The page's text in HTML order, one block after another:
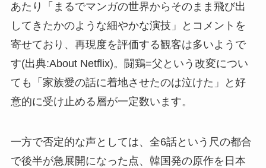
あたり「まるでマンガの世界からそのまま飛び出
してきたかのような細やかな演技」とコメントを
寄せており、再現度を評価する観客は多いようで
す(出典:About Netflix)。闘鶏=父という改変につい
ても「家族愛の話に着地させたのは泣けた」と好
意的に受け止める層が一定数います。
一方で否定的な声としては、全6話という尺の都合
で後半が急展開になった点、韓国発の原作を日本